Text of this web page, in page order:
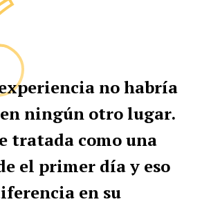
no habría
ningún otro lugar.
tratada como una
el primer día y eso
en su